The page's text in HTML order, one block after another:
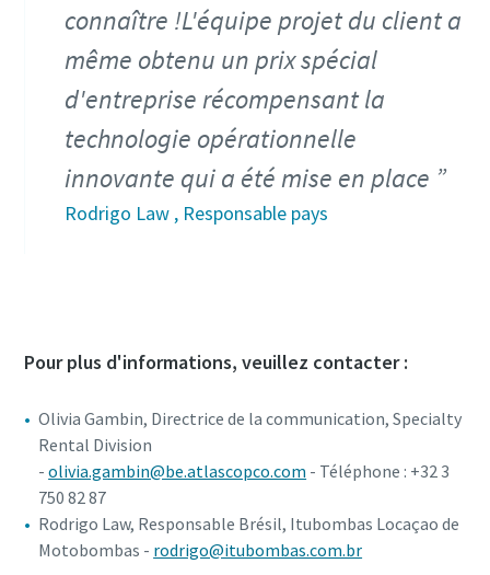
connaître !L'équipe projet du client a
même obtenu un prix spécial
d'entreprise récompensant la
technologie opérationnelle
innovante qui a été mise en place
Rodrigo Law , Responsable pays
Pour plus d'informations, veuillez contacter :
Olivia Gambin, Directrice de la communication, Specialty
Rental Division
-olivia.gambin@be.atlascopco.com - Téléphone : +32 3
750 82 87
Rodrigo Law, Responsable Brésil, Itubombas Locaçao de
Motobombas - rodrigo@itubombas.com.br